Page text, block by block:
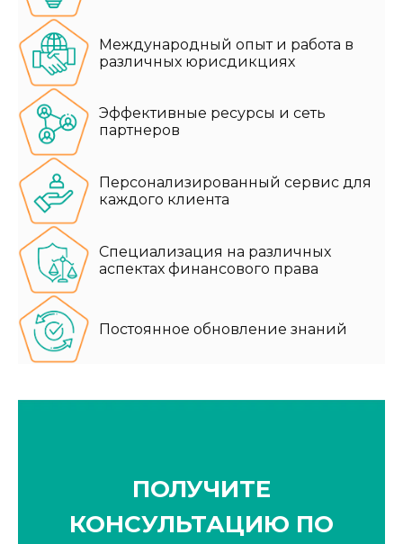
Международный опыт и работа в
различных юрисдикциях
Эффективные ресурсы и сеть
партнеров
Персонализированный сервис для
каждого клиента
Специализация на различных
аспектах финансового права
Постоянное обновление знаний
ПОЛУЧИТЕ
КОНСУЛЬТАЦИЮ ПО